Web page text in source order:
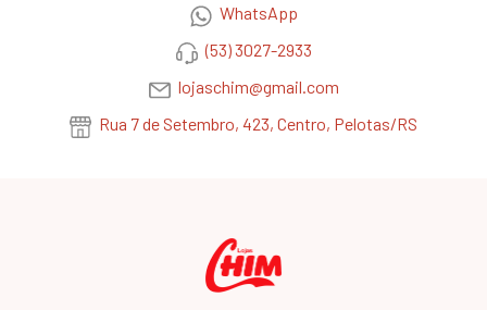
WhatsApp
(53) 3027-2933
lojaschim@gmail.com
Rua 7 de Setembro, 423, Centro, Pelotas/RS